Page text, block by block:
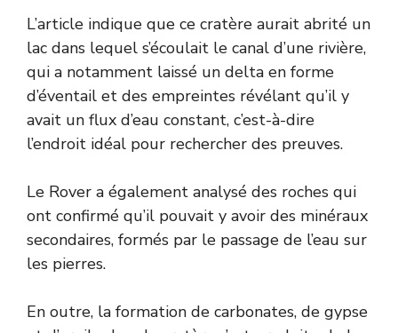
L’article indique que ce cratère aurait abrité un
lac dans lequel s’écoulait le canal d’une rivière,
qui a notamment laissé un delta en forme
d’éventail et des empreintes révélant qu’il y
avait un flux d’eau constant, c’est-à-dire
l’endroit idéal pour rechercher des preuves.
Le Rover a également analysé des roches qui
ont confirmé qu’il pouvait y avoir des minéraux
secondaires, formés par le passage de l’eau sur
les pierres.
En outre, la formation de carbonates, de gypse